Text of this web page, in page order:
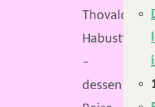
Thovaldin
Habustin
–
dessen